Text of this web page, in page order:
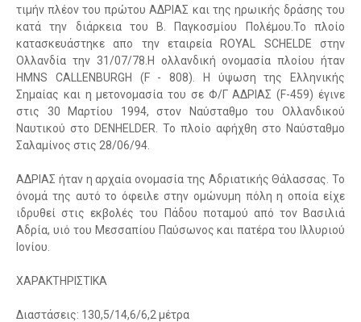
τιμήν πλέον του πρώτου ΑΔΡΙΑΣ και της ηρωικής δράσης του
κατά την διάρκεια του Β. Παγκοσμίου Πολέμου.To πλοίο
κατασκευάστηκε απο την εταιρεία ROYAL SCHELDE στην
Ολλανδία την 31/07/78.Η ολλανδική ονομασία πλοίου ήταν
ΗΜΝS CALLENBURGH (F - 808). Η ύψωση της Ελληνικής
Σημαίας και η μετονομασία του σε Φ/Γ ΑΔΡΙΑΣ (F-459) έγινε
στις 30 Μαρτίoυ 1994, στον Ναύσταθμο του Ολλανδικού
Ναυτικού στο DENHELDER. To πλοίο αφήχθη στο Ναύσταθμο
Σαλαμίνος στις 28/06/94.
ΑΔΡΙΑΣ ήταν η αρχαία ονομασία της Αδριατικής Θάλασσας. Το
όνομά της αυτό το όφειλε στην ομώνυμη πόλη η οποία είχε
ιδρυθεί στις εκβολές του Πάδου ποταμού από τον Βασιλιά
Αδρία, υιό του Μεσσαπίου Παύσωνος και πατέρα του Ιλλυριού
Ιονίου.
ΧΑΡΑΚΤΗΡΙΣΤΙΚΑ
Διαστάσεις: 130,5/14,6/6,2 μέτρα